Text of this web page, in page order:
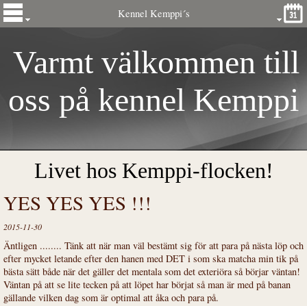
Kennel Kemppi´s
Varmt välkommen till
oss på kennel Kemppi
´s
Livet hos Kemppi-flocken!
YES YES YES !!!
2015-11-30
Äntligen ........ Tänk att när man väl bestämt sig för att para på nästa löp och
efter mycket letande efter den hanen med DET i som ska matcha min tik på
bästa sätt både när det gäller det mentala som det exteriöra så börjar väntan!
Väntan på att se lite tecken på att löpet har börjat så man är med på banan
gällande vilken dag som är optimal att åka och para på.